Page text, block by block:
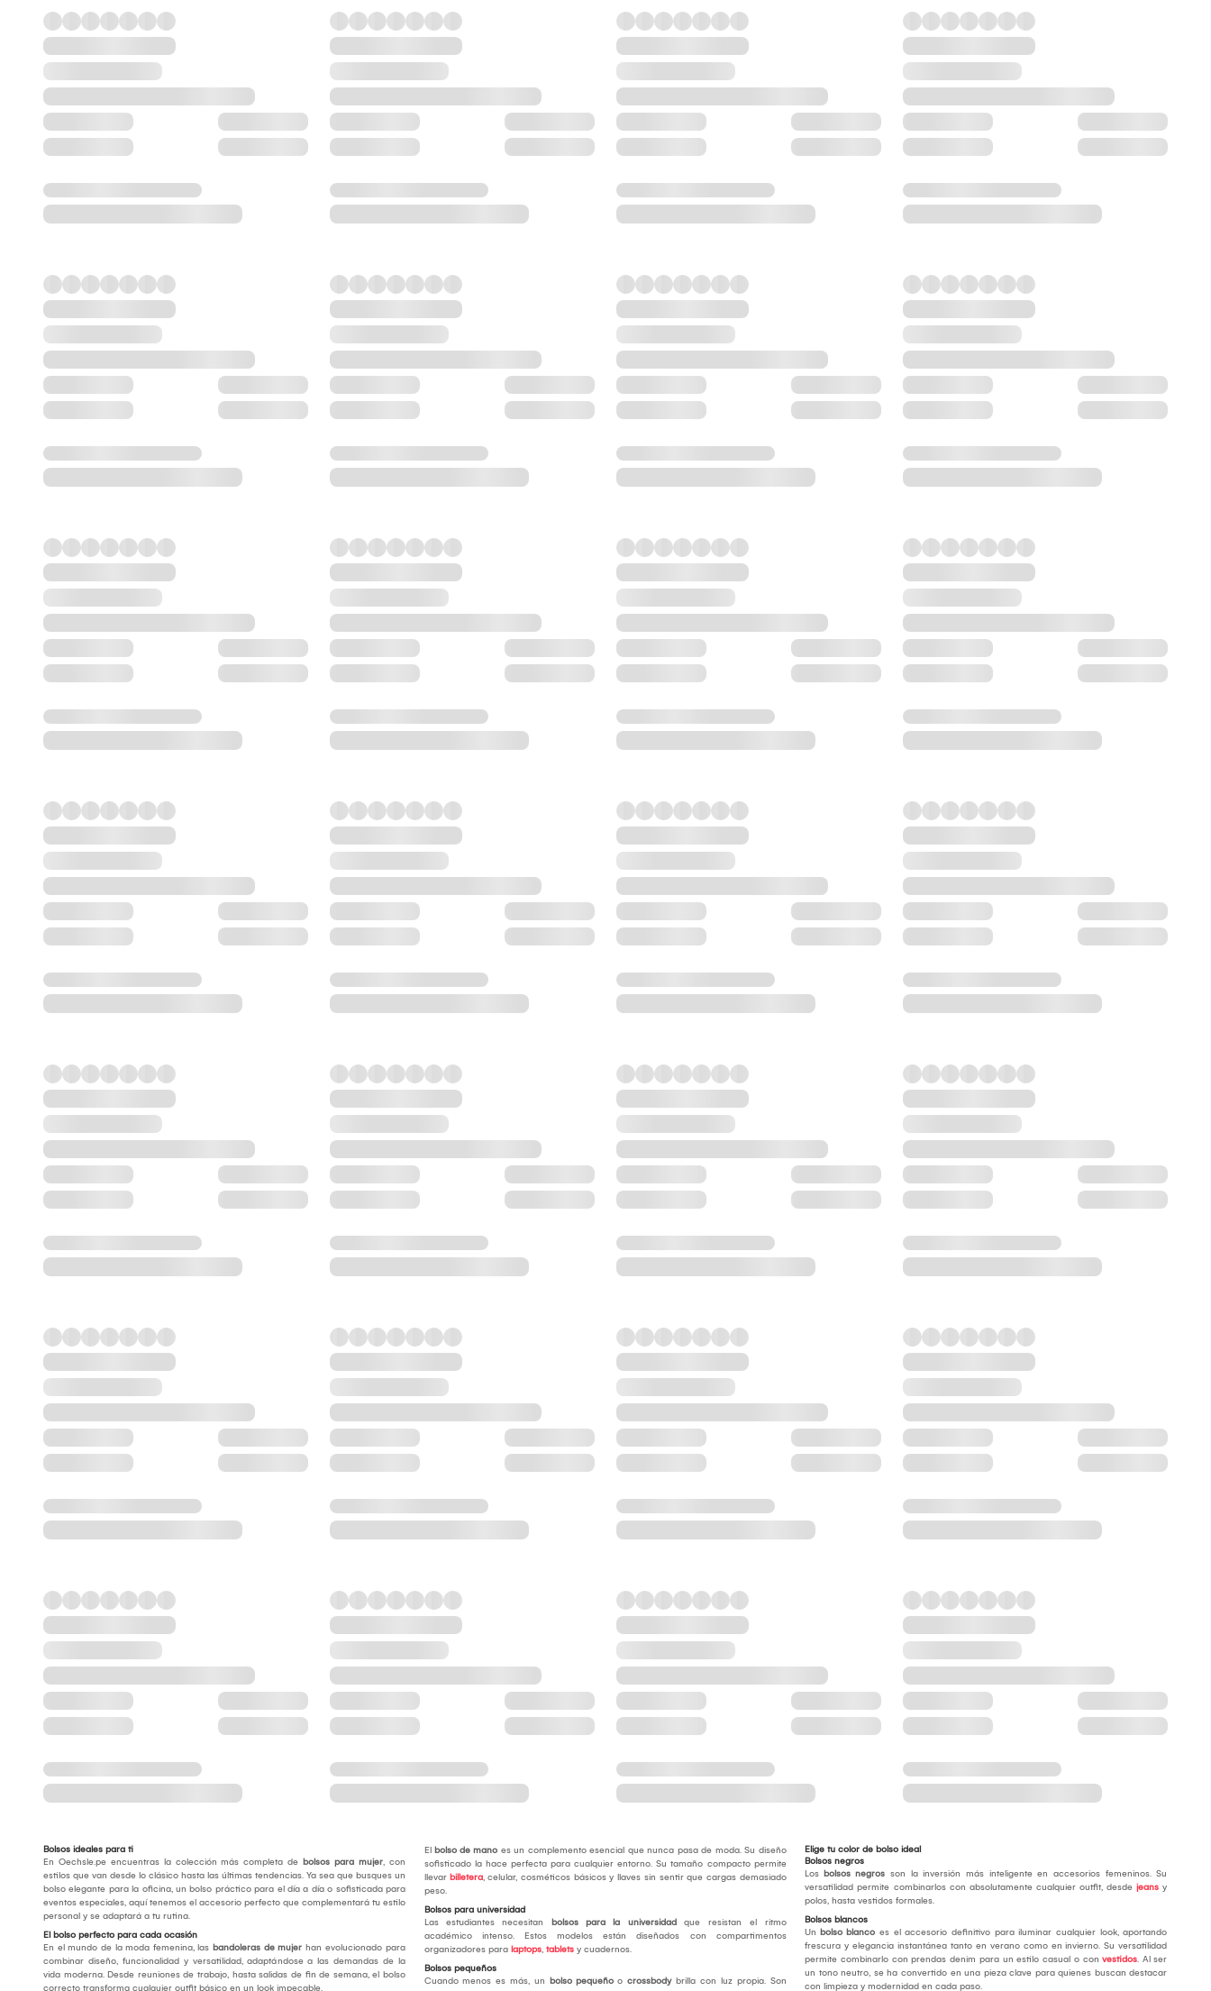
Bolsos ideales para ti
En Oechsle.pe encuentras la colección más completa de bolsos para mujer, con
estilos que van desde lo clásico hasta las últimas tendencias. Ya sea que busques un
bolso elegante para la oficina, un bolso práctico para el día a día o sofisticada para
eventos especiales, aquí tenemos el accesorio perfecto que complementará tu estilo
personal y se adaptará a tu rutina.
El bolso perfecto para cada ocasión
En el mundo de la moda femenina, las bandoleras de mujer han evolucionado para
combinar diseño, funcionalidad y versatilidad, adaptándose a las demandas de la
vida moderna. Desde reuniones de trabajo, hasta salidas de fin de semana, el bolso
correcto transforma cualquier outfit básico en un look impecable.
El bolso de mano es un complemento esencial que nunca pasa de moda. Su diseño
sofisticado la hace perfecta para cualquier entorno. Su tamaño compacto permite
llevar billetera, celular, cosméticos básicos y llaves sin sentir que cargas demasiado
peso.
Bolsos para universidad
Las estudiantes necesitan
bolsos para la universidad que resistan el ritmo
académico intenso. Estos modelos están diseñados con compartimentos
organizadores para laptops, tabletsy cuadernos.
Bolsos pequeños
Cuando menos es más, un
bolso pequeñoo crossbody brilla con luz propia. Son
Elige tu color de bolso ideal
Bolsos negros
Los bolsos negros son la inversión más inteligente en accesorios femeninos. Su
versatilidad permite combinarlos con absolutamente cualquier outfit, desdejeans y
polos, hasta vestidos formales.
Bolsos blancos
Un bolso blanco es el accesorio definitivo para iluminar cualquier look, aportando
frescura y elegancia instantánea tanto en verano como en invierno. Su versatilidad
permite combinarlo con prendas denim para un estilo casual o convestidos. Al ser
un tono neutro, se ha convertido en una pieza clave para quienes buscan destacar
con limpieza y modernidad en cada paso.